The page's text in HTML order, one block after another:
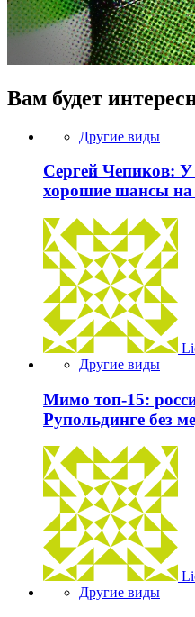
Вам будет
Другие виды
Сергей Чепиков:
хорошие шансы на
Другие виды
Мимо топ-15:
Рупольдинге без
Другие виды